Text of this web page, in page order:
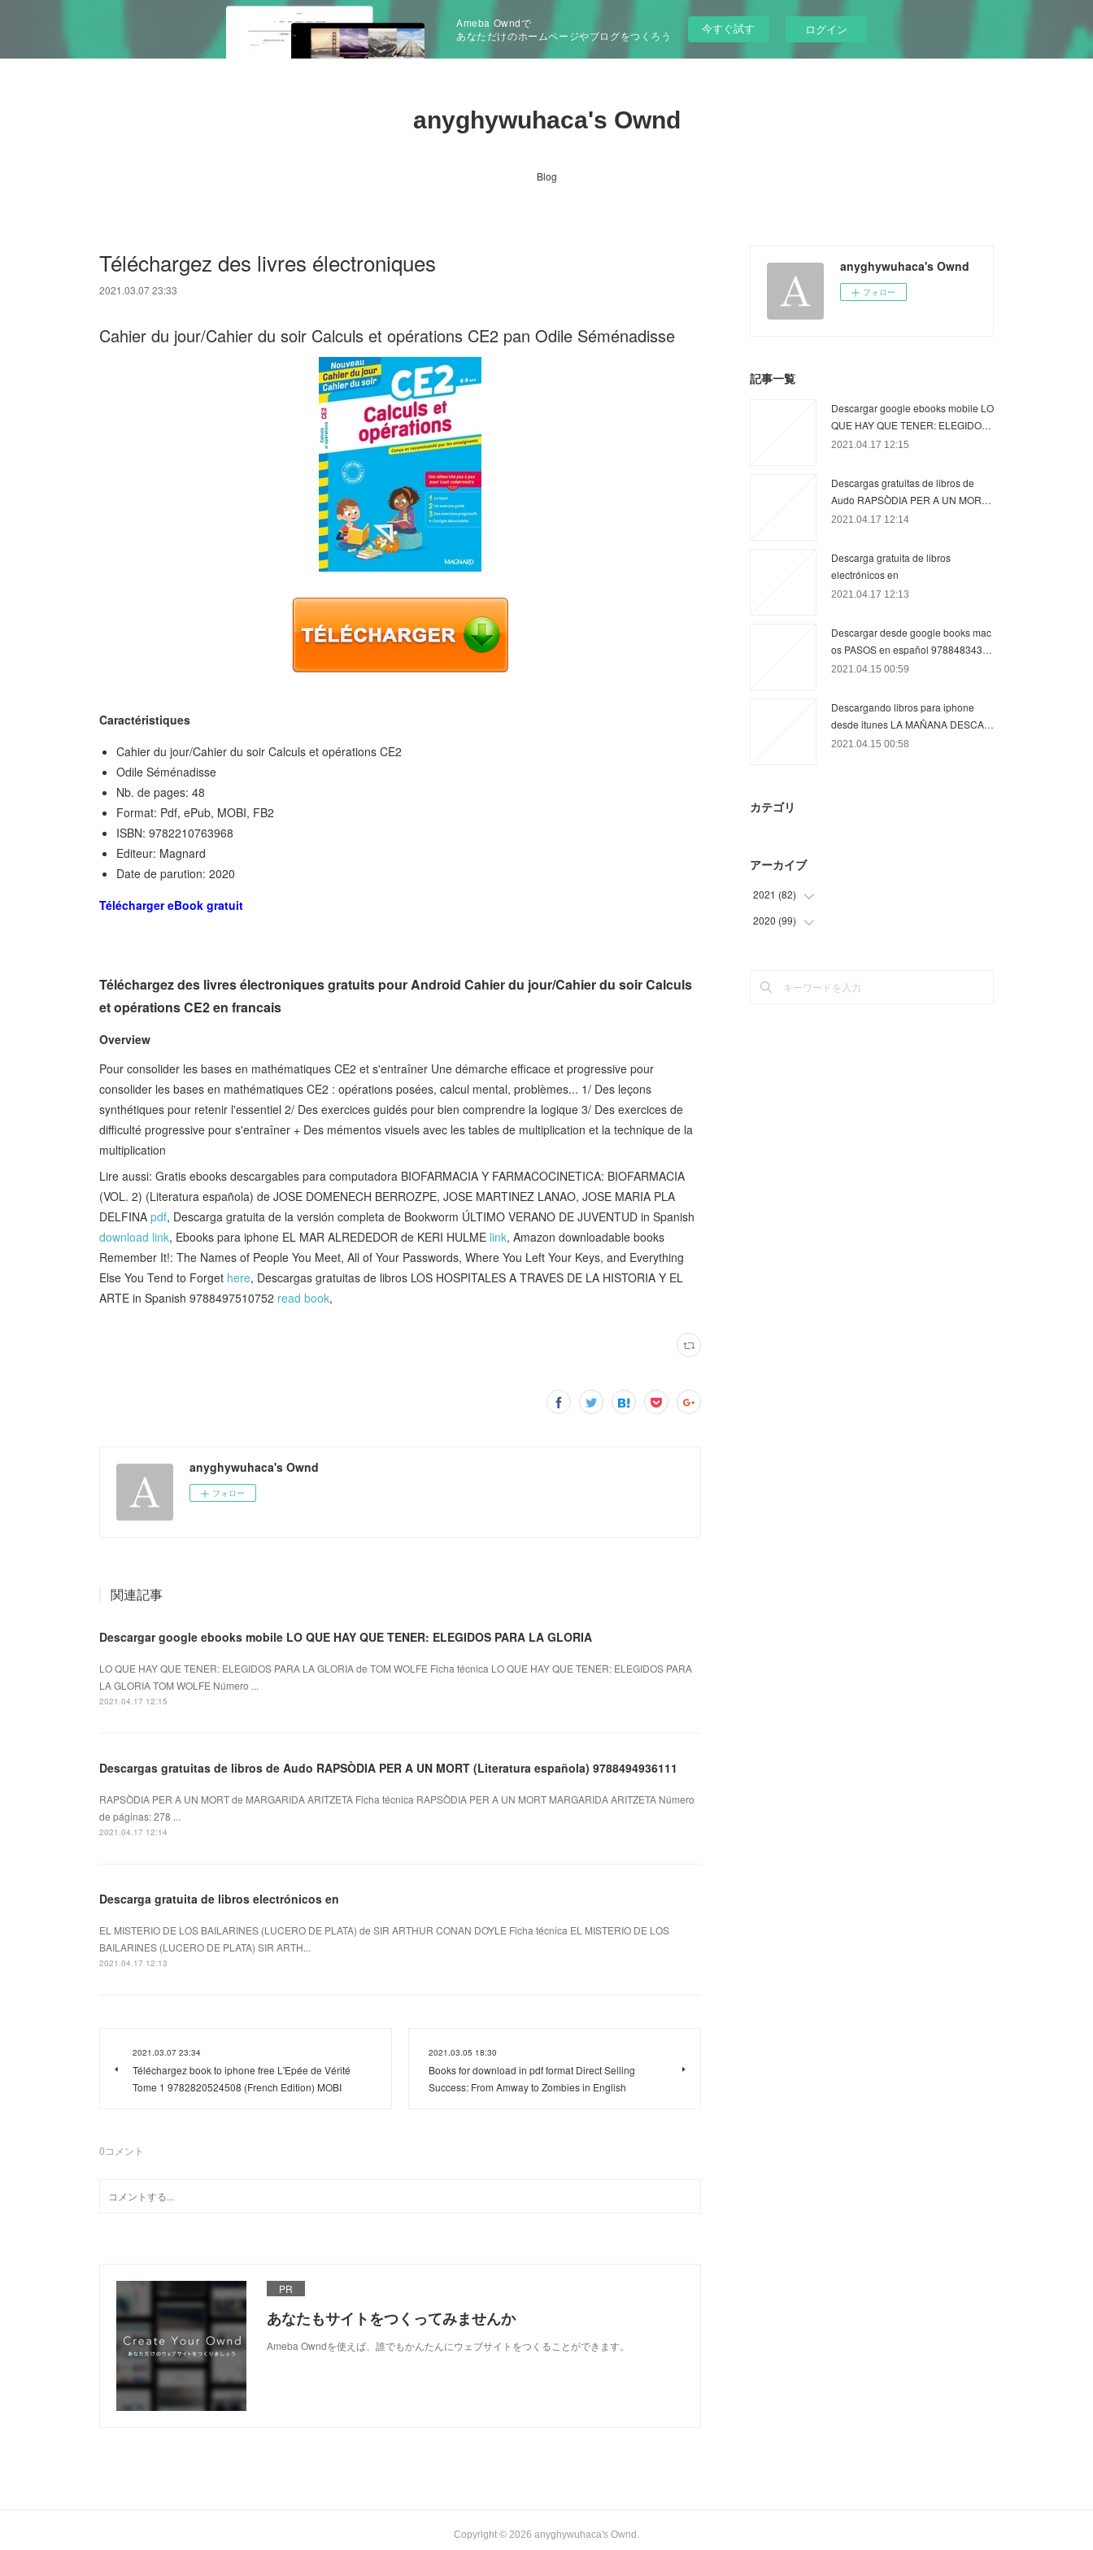
Ameba Owndで
あなただけのホームページやブログをつくろう
今すぐ試す ログイン
anyghywuhaca's Ownd
Blog
Téléchargez des livres électroniques
2021.03.07 23:33
Cahier du jour/Cahier du soir Calculs et opérations CE2 pan Odile Séménadisse
Caractéristiques
Cahier du jour/Cahier du soir Calculs et opérations CE2
Odile Séménadisse
Nb. de pages: 48
Format: Pdf, ePub, MOBI, FB2
ISBN: 9782210763968
Editeur: Magnard
Date de parution: 2020
Télécharger eBook gratuit
Téléchargez des livres électroniques gratuits pour Android Cahier du jour/Cahier du soir Calculs
et opérations CE2 en francais
Overview
Pour consolider les bases en mathématiques CE2 et s'entraîner Une démarche efficace et progressive pour
consolider les bases en mathématiques CE2 : opérations posées, calcul mental, problèmes... 1/ Des leçons
synthétiques pour retenir l'essentiel 2/ Des exercices guidés pour bien comprendre la logique 3/ Des exercices de
difficulté progressive pour s'entraîner + Des mémentos visuels avec les tables de multiplication et la technique de la
multiplication
Lire aussi: Gratis ebooks descargables para computadora BIOFARMACIA Y FARMACOCINETICA: BIOFARMACIA
(VOL. 2) (Literatura española) de JOSE DOMENECH BERROZPE, JOSE MARTINEZ LANAO, JOSE MARIA PLA
DELFINA pdf, Descarga gratuita de la versión completa de Bookworm ÚLTIMO VERANO DE JUVENTUD in Spanish
download link, Ebooks para iphone EL MAR ALREDEDOR de KERI HULME link, Amazon downloadable books
Remember It!: The Names of People You Meet, All of Your Passwords, Where You Left Your Keys, and Everything
Else You Tend to Forget here, Descargas gratuitas de libros LOS HOSPITALES A TRAVES DE LA HISTORIA Y EL
ARTE in Spanish 9788497510752 read book,
anyghywuhaca's Ownd
フォロー
関連記事
Descargar google ebooks mobile LO QUE HAY QUE TENER: ELEGIDOS PARA LA GLORIA
LO QUE HAY QUE TENER: ELEGIDOS PARA LA GLORIA de TOM WOLFE Ficha técnica LO QUE HAY QUE TENER: ELEGIDOS PARA
LA GLORIA TOM WOLFE Número ...
2021.04.17 12:15
Descargas gratuitas de libros de Audo RAPSÒDIA PER A UN MORT (Literatura española) 9788494936111
RAPSÒDIA PER A UN MORT de MARGARIDA ARITZETA Ficha técnica RAPSÒDIA PER A UN MORT MARGARIDA ARITZETA Número
de páginas: 278 ...
2021.04.17 12:14
Descarga gratuita de libros electrónicos en
EL MISTERIO DE LOS BAILARINES (LUCERO DE PLATA) de SIR ARTHUR CONAN DOYLE Ficha técnica EL MISTERIO DE LOS
BAILARINES (LUCERO DE PLATA) SIR ARTH...
2021.04.17 12:13
2021.03.07 23:34
Téléchargez book to iphone free L'Epée de Vérité
Tome 1 9782820524508 (French Edition) MOBI
2021.03.05 18:30
Books for download in pdf format Direct Selling
Success: From Amway to Zombies in English
0コメント
PR
あなたもサイトをつくってみませんか
Ameba Owndを使えば、誰でもかんたんにウェブサイトをつくることができます。
anyghywuhaca's Ownd
フォロー
記事一覧
Descargar google ebooks mobile LO
QUE HAY QUE TENER: ELEGIDO…
2021.04.17 12:15
Descargas gratuitas de libros de
Audo RAPSÒDIA PER A UN MOR…
2021.04.17 12:14
Descarga gratuita de libros
electrónicos en
2021.04.17 12:13
Descargar desde google books mac
os PASOS en español 978848343…
2021.04.15 00:59
Descargando libros para iphone
desde itunes LA MAÑANA DESCA…
2021.04.15 00:58
カテゴリ
アーカイブ
2021 (82)
(15
)
(
2020 (99)
(
Copyright © 2026 anyghywuhaca's Ownd .